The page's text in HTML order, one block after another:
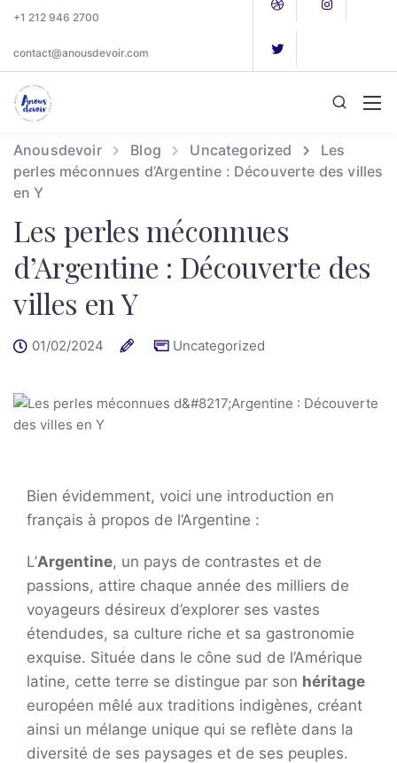
+1 212 946 2700
contact@anousdevoir.com
Anousdevoir Blog Uncategorized
Les
perles méconnues d’Argentine : Découverte des villes
en Y
Les perles méconnues
d’Argentine : Découverte des
villes en Y
01/02/2024 Uncategorized
Bien évidemment, voici une introduction en
français à propos de l’Argentine :
L’Argentine, un pays de contrastes et de
passions, attire chaque année des milliers de
voyageurs désireux d’explorer ses vastes
étendudes, sa culture riche et sa gastronomie
exquise. Située dans le cône sud de l’Amérique
latine, cette terre se distingue par son héritage
européen mêlé aux traditions indigènes, créant
ainsi un mélange unique qui se reflète dans la
diversité de ses paysages et de ses peuples.